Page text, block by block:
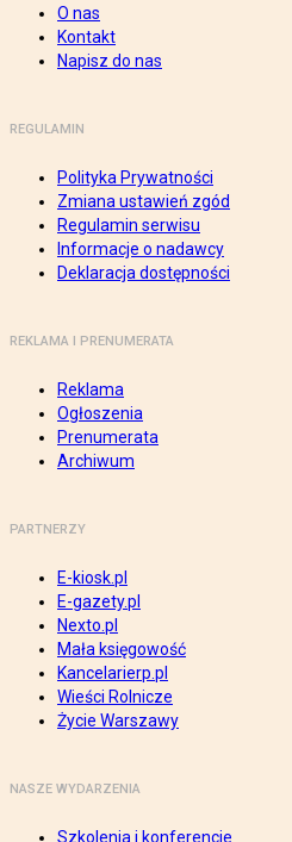
O nas
Kontakt
Napisz do nas
REGULAMIN
Polityka Prywatności
Zmiana ustawień zgód
Regulamin serwisu
Informacje o nadawcy
Deklaracja dostępności
REKLAMA I PRENUMERATA
Reklama
Ogłoszenia
Prenumerata
Archiwum
PARTNERZY
E-kiosk.pl
E-gazety.pl
Nexto.pl
Mała księgowość
Kancelarierp.pl
Wieści Rolnicze
Życie Warszawy
NASZE WYDARZENIA
Szkolenia i konferencje